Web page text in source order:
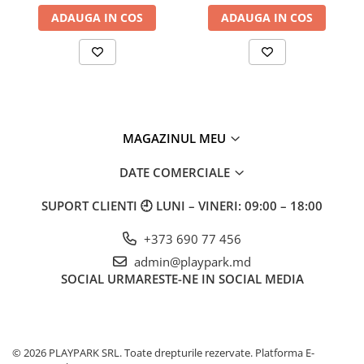
Jocuri incluse:
Căutarea cuvintelor după alfabet și jocul
educativ„Magia literelor
Disc rotativ cu spirală colorată — pentru
Doi cosmonauți”— dezvoltă
Rampă, trepte și pantă curbată — pentru
mișcare și joc activ;
vizuală și senzorială.
Policarbonați, oțel galvanizat și inoxidabil.
ADAUGA IN COS ADAUGA IN COS
MAGAZINUL MEU
DATE COMERCIALE
SUPORT CLIENTI 🕘 LUNI – VINERI: 09:00 – 18:00
+373 690 77 456
admin@playpark.md
SOCIAL URMARESTE-NE IN SOCIAL MEDIA
© 2026 PLAYPARK SRL. Toate drepturile rezervate. Platforma E-